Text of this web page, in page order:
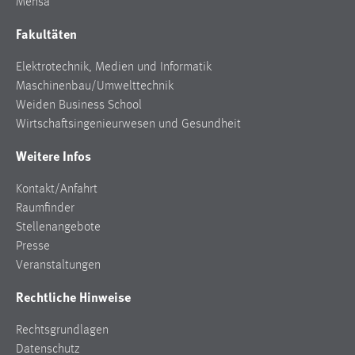
Fakultäten
Elektrotechnik, Medien und Informatik
Maschinenbau/Umwelttechnik
Weiden Business School
Wirtschaftsingenieurwesen und Gesundheit
Weitere Infos
Kontakt/Anfahrt
Raumfinder
Stellenangebote
Presse
Veranstaltungen
Rechtliche Hinweise
Rechtsgrundlagen
Datenschutz
3 Monate
Facebook Pixel
_fbp
Anbieter:
Facebook
Zweck:
3 Monate